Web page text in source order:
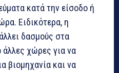
κατά την είσοδο ή
Ειδικότερα, η
δασμούς στα
άλλες χώρες για να
βιομηχανία και να